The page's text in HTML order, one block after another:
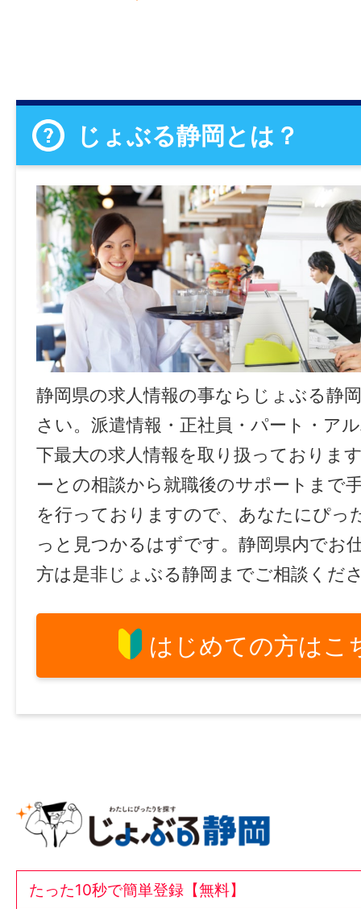
じょぶる静岡とは？
静岡県の求人情報の事ならじょぶる静
さい。派遣情報・正社員・パート・ア
下最大の求人情報を取り扱っておりま
ーとの相談から就職後のサポートまで
を行っておりますので、あなたにぴっ
っと見つかるはずです。静岡県内でお
方は是非じょぶる静岡までご相談くだ
はじめての方はこ
たった10秒で簡単登録【無料】